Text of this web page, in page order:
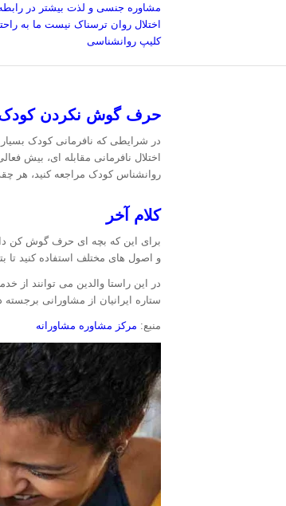
مشاوره جنسی و لذت بیشتر در
اختلال روان ترسناک نیست ما به
کلیپ روانشناسی
حرف گوش نکردن کودک
در شرایطی که نافرمانی کودک
اختلال نافرمانی مقابله ای، بیش
روانشناس کودک مراجعه کنید، هر
کلام آخر
برای این که بچه ای حرف گوش کن
و اصول های مختلف استفاده کنید تا
در این راستا والدین می توانند از
ستاره ایرانیان از مشاورانی
منبع: مرکز مشاوره مشاورانه